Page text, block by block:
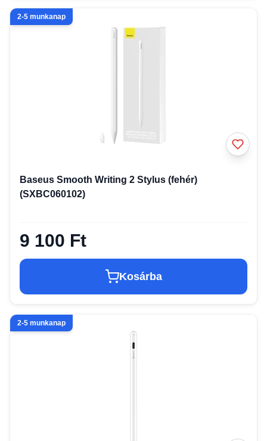
2-5 munkanap
Baseus Smooth Writing 2 Stylus (fehér)
(SXBC060102)
9 100 Ft
Kosárba
2-5 munkanap